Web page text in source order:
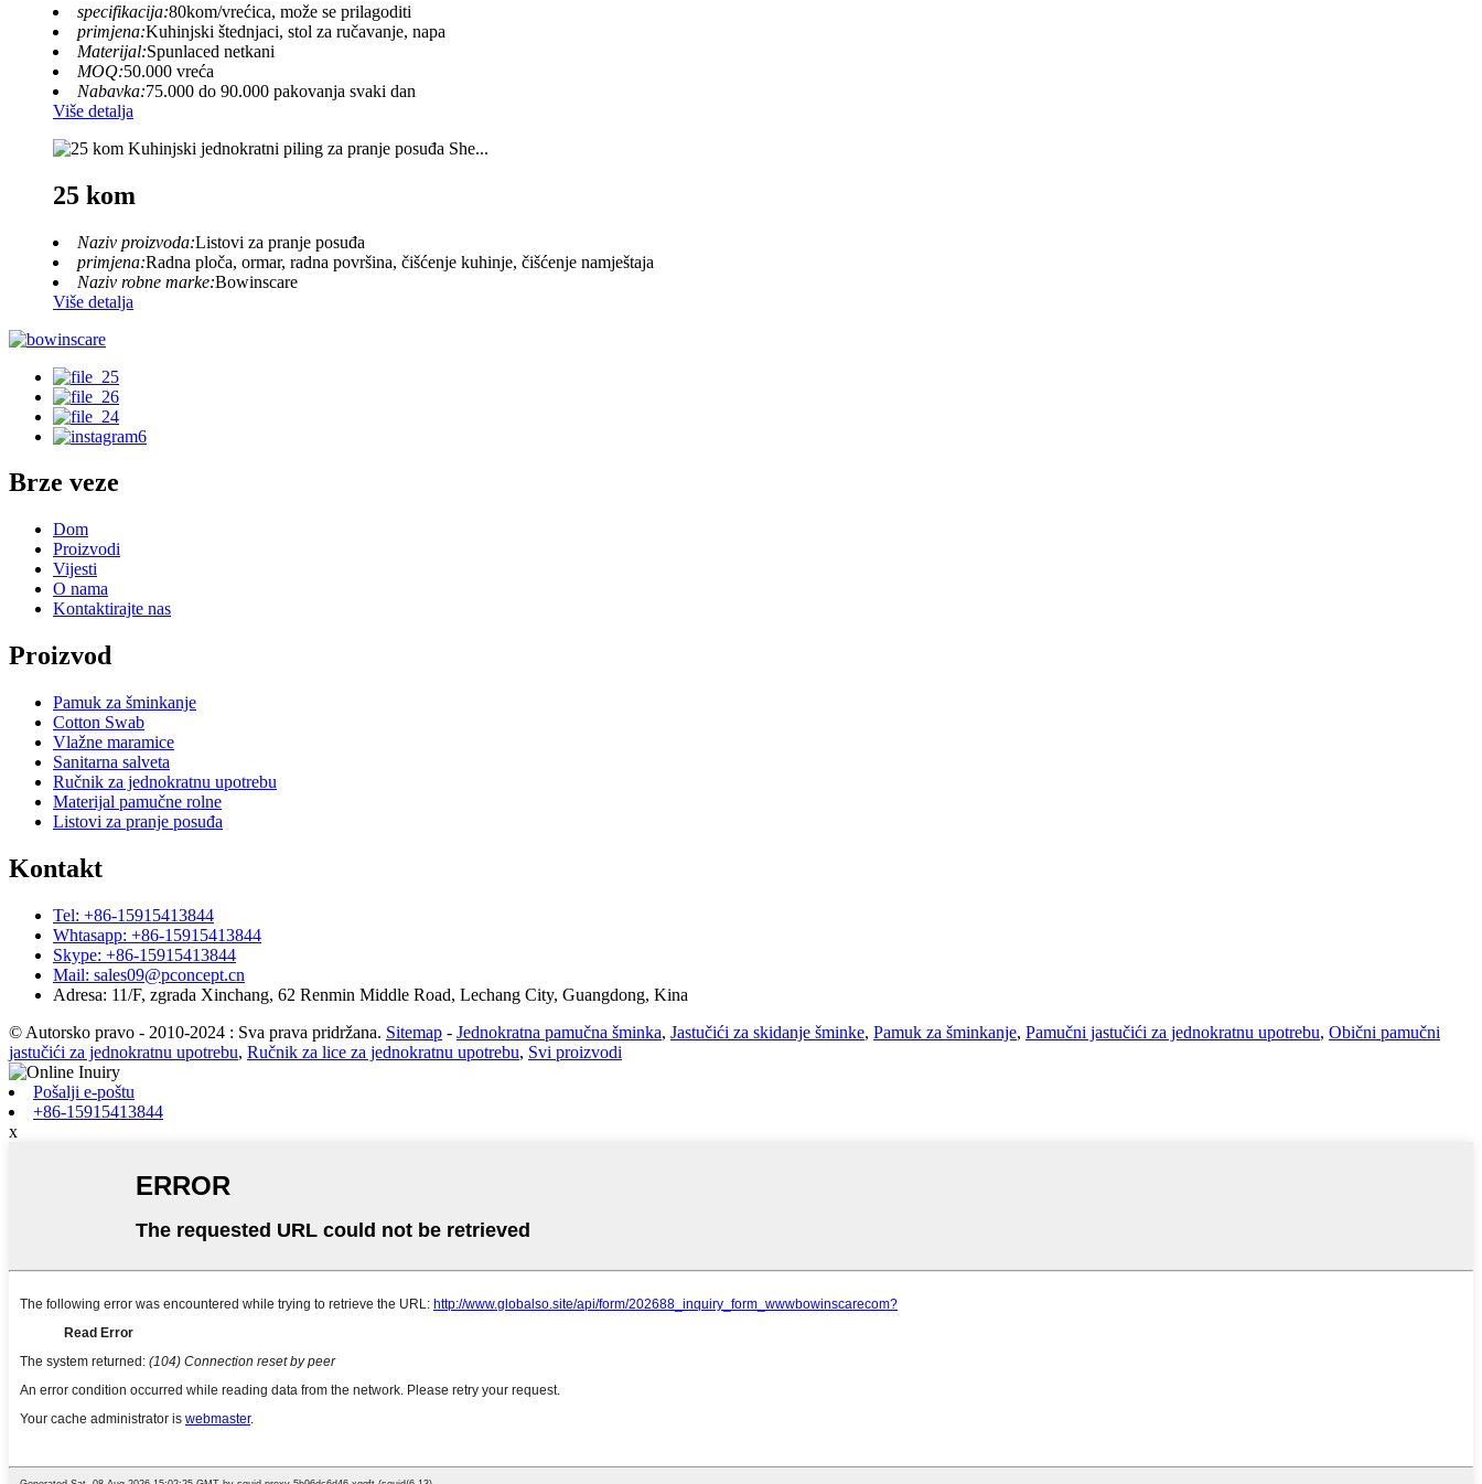
specifikacija:80kom/vrećica, može se prilagoditi
primjena:Kuhinjski štednjaci, stol za ručavanje, napa
Materijal:Spunlaced netkani
MOQ:50.000 vreća
Nabavka:75.000 do 90.000 pakovanja svaki dan
Više detalja
25 kom
Naziv proizvoda:Listovi za pranje posuđa
primjena:Radna ploča, ormar, radna površina, čišćenje kuhinje, čišćenje namještaja
Naziv robne marke:Bowinscare
Više detalja
Brze veze
Dom
Proizvodi
Vijesti
O nama
Kontaktirajte nas
Proizvod
Pamuk za šminkanje
Cotton Swab
Vlažne maramice
Sanitarna salveta
Ručnik za jednokratnu upotrebu
Materijal pamučne rolne
Listovi za pranje posuđa
Kontakt
Tel: +86-15915413844
Whtasapp: +86-15915413844
Skype: +86-15915413844
Mail: sales09@pconcept.cn
Adresa: 11/F, zgrada Xinchang, 62 Renmin Middle Road, Lechang City, Guangdong, Kina
© Autorsko pravo - 2010-2024 : Sva prava pridržana. Sitemap - Jednokratna pamučna šminka, Jastučići za skidanje šminke, Pamuk za šminkanje, Pamučni jastučići za jednokratnu upotrebu, Obični pamučni
jastučići za jednokratnu upotrebu, Ručnik za lice za jednokratnu upotrebu, Svi proizvodi
Pošalji e-poštu
+86-15915413844
x